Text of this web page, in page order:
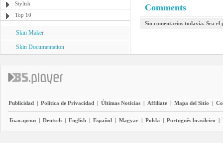
Stylish
Top 10
Skin Maker
Skin Documentation
Comments
Sin comentarios todavía. Sea
Publicidad | Política de Privacidad | Últimas Noticias | Affiliate | Mapa del Sitio |
Български | Deutsch | English | Español | Magyar | Polski | Português brasileiro |